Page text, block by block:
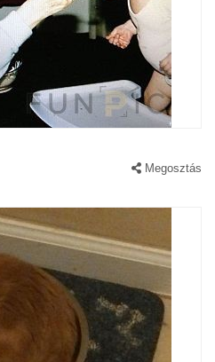
Megosztás